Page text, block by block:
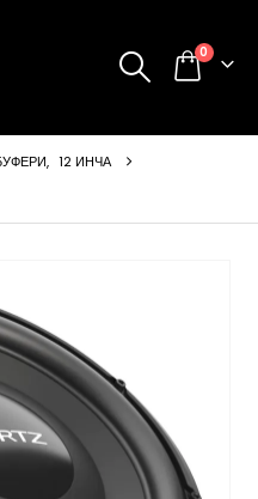
0
, 12 ИНЧА